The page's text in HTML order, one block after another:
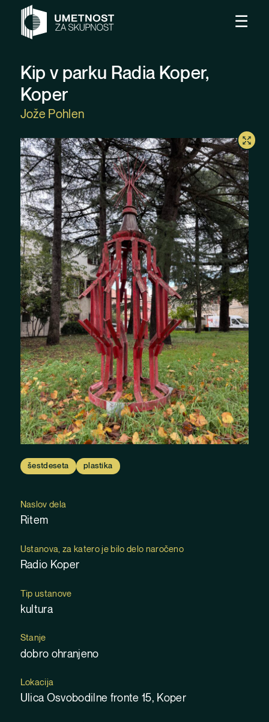
Preskoči na vsebino
☰
Kip v parku Radia Koper,
Koper
Jože Pohlen
šestdeseta plastika
Naslov dela
Ritem
Ustanova, za katero je bilo delo naročeno
Radio Koper
Tip ustanove
kultura
Stanje
dobro ohranjeno
Lokacija
Ulica Osvobodilne fronte 15, Koper